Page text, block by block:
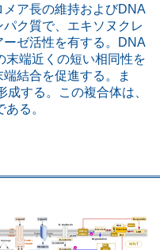
ア長の維持およびDNA
ク質で、エキソヌクレ
ゼ活性を有する。DNA
末端近くの短い相同性を
結合を促進する。ま
する。この複合体は、
る。